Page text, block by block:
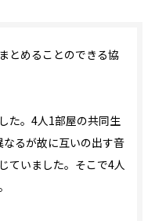
とめることのできる協
た。4人1部屋の共同生
るが故に互いの出す音
ていました。そこで4人